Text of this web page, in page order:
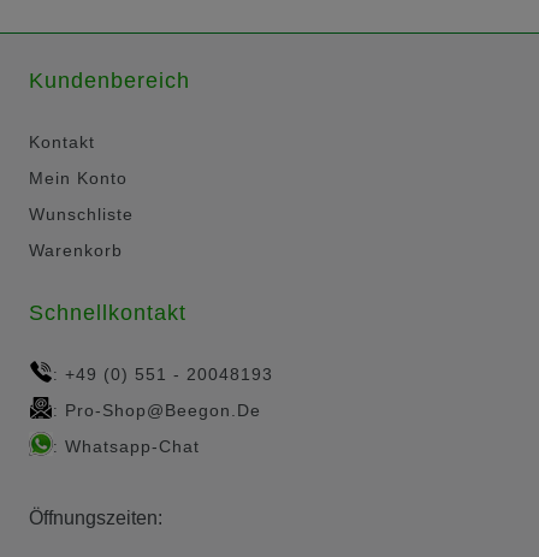
Kundenbereich
Kontakt
Mein Konto
Wunschliste
Warenkorb
Schnellkontakt
: +49 (0) 551 - 20048193
: Pro-Shop@beegon.de
: Whatsapp-Chat
Öffnungszeiten: